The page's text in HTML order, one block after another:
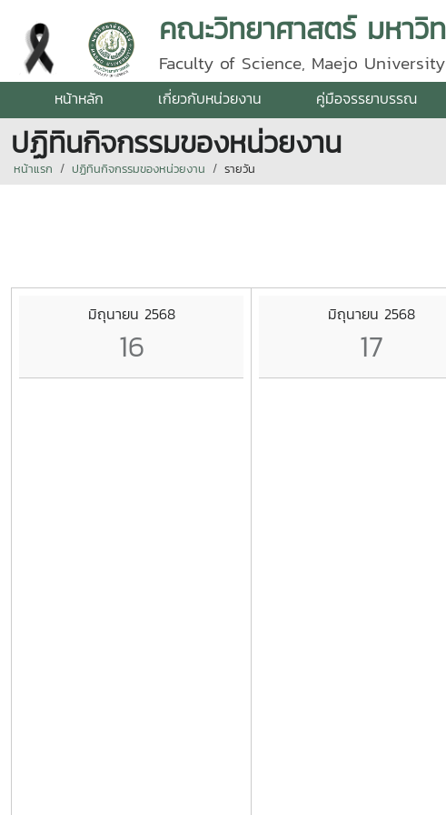
คณะวิทยาศาสตร์ มหาวิ
Faculty of Science, Maejo University
หน้าหลัก เกี่ยวกับหน่วยงาน คู่มือจรรยาบรรณ
ปฏิทินกิจกรรมของหน่วยงาน
หน้าแรก ปฏิทินกิจกรรมของหน่วยงาน รายวัน
มิถุนายน 2568
16
มิถุนายน 2568
17